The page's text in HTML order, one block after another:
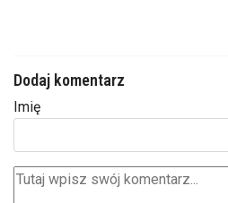
Dodaj komentarz
Imię